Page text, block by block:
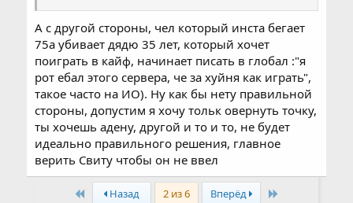
А с другой стороны, чел который инста бегает
75а убивает дядю 35 лет, который хочет
поиграть в кайф, начинает писать в глобал :"я
рот ебал этого сервера, че за хуйня как играть",
такое часто на ИО). Ну как бы нету правильной
стороны, допустим я хочу тольк овернуть точку,
ты хочешь адену, другой и то и то, не будет
идеально правильного решения, главное
верить Свиту чтобы он не ввел
First Назад 2 из 6 Вперёд